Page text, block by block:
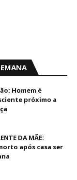
Homem é
próximo a
DA MÃE:
após casa ser